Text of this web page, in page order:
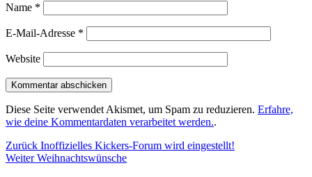
Name *
E-Mail-Adresse *
Website
Diese Seite verwendet Akismet, um Spam zu reduzieren. Erfahre,
wie deine Kommentardaten verarbeitet werden..
Beitragsnavigation
Zurück Vorheriger
Beitrag:
Inoffizielles Kickers-Forum wird eingestellt!
Weiter Nächster
Weihnachtswünsche